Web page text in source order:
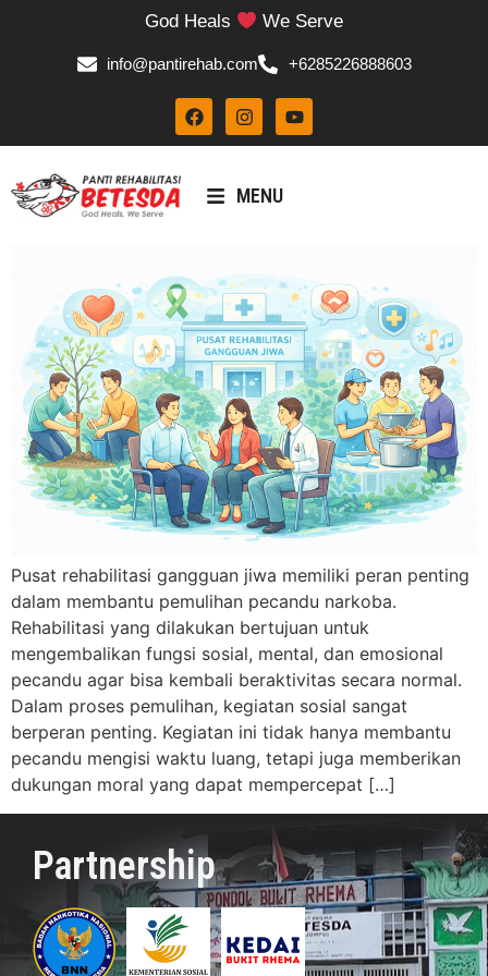
God Heals We Serve
info@pantirehab.com +6285226888603
MENU
Pusat rehabilitasi gangguan jiwa memiliki peran penting
dalam membantu pemulihan pecandu narkoba.
Rehabilitasi yang dilakukan bertujuan untuk
mengembalikan fungsi sosial, mental, dan emosional
pecandu agar bisa kembali beraktivitas secara normal.
Dalam proses pemulihan, kegiatan sosial sangat
berperan penting. Kegiatan ini tidak hanya membantu
pecandu mengisi waktu luang, tetapi juga memberikan
dukungan moral yang dapat mempercepat […]
Partnership